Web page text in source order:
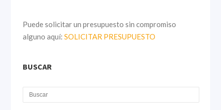
Puede solicitar un presupuesto sin compromiso
alguno aquí: SOLICITAR PRESUPUESTO
BUSCAR